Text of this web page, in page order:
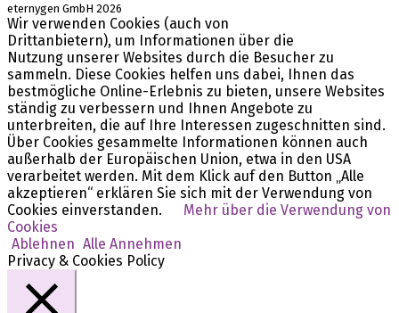
eternygen GmbH 2026
Wir verwenden Cookies (auch von
Drittanbietern), um Informationen über die
Nutzung unserer Websites durch die Besucher zu
sammeln. Diese Cookies helfen uns dabei, Ihnen das
bestmögliche Online-Erlebnis zu bieten, unsere Websites
ständig zu verbessern und Ihnen Angebote zu
unterbreiten, die auf Ihre Interessen zugeschnitten sind.
Über Cookies gesammelte Informationen können auch
außerhalb der Europäischen Union, etwa in den USA
verarbeitet werden. Mit dem Klick auf den Button „Alle
akzeptieren“ erklären Sie sich mit der Verwendung von
Cookies einverstanden.
Mehr über die Verwendung von
Cookies
Ablehnen Alle Annehmen
Privacy & Cookies Policy